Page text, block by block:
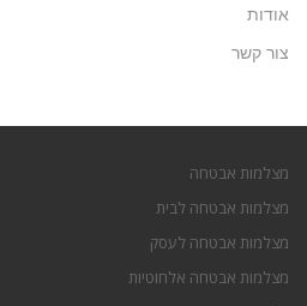
אודות
צור קשר
מצלמות אבטחה
מצלמות אבטחה לבית
מצלמות אבטחה לעסק
מצלמות אבטחה אלחוטיות